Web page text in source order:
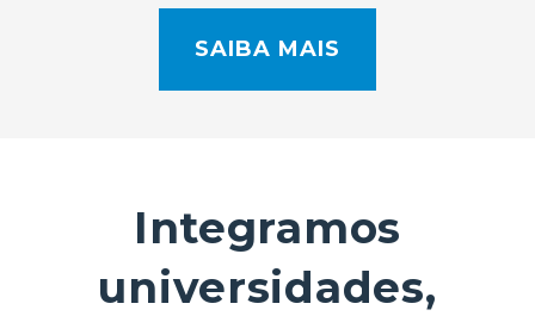
SAIBA MAIS
Integramos
universidades,